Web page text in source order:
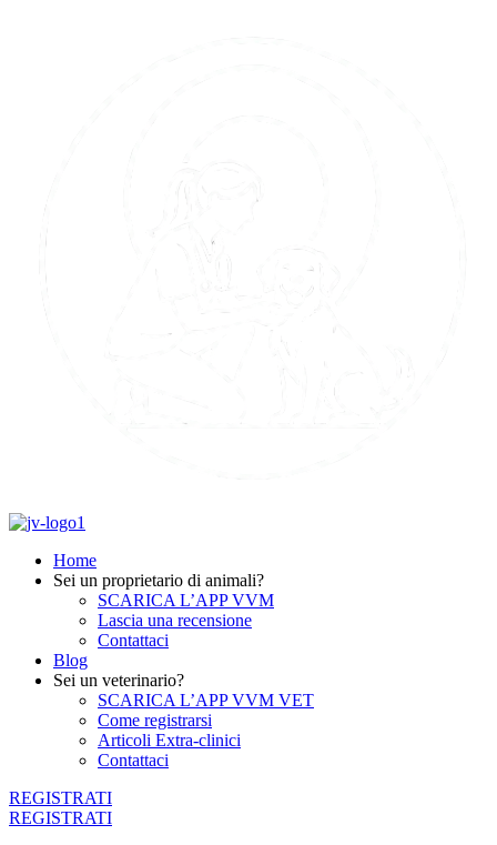
Home
Sei un proprietario di animali?
SCARICA L’APP VVM
Lascia una recensione
Contattaci
Blog
Sei un veterinario?
SCARICA L’APP VVM VET
Come registrarsi
Articoli Extra-clinici
Contattaci
REGISTRATI
REGISTRATI